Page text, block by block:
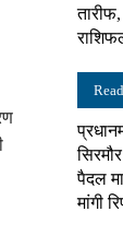
पैदल
मांगी